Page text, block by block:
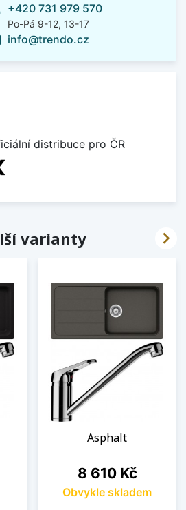
+420 731 979 570
Po-Pá 9-12, 13-17
info@trendo.cz
distribuce pro ČR
varianty
Asphalt
Cena
8 610 Kč
Obvykle skladem
